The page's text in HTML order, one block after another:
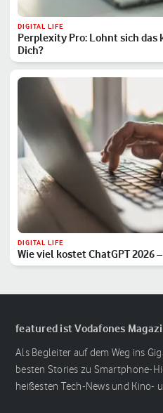
DIGITAL LIFE
Perplexity Pro: Lohnt sich
Dich?
DIGITAL LIFE
Wie viel kostet ChatGPT 2026
featured ist Vodafones
Als Begleiter auf dem Weg ins
besten Stories zu Smartphone-
heißesten Tech-News und Kino-